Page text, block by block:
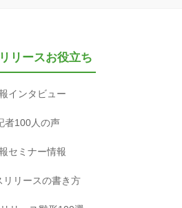
リースお役立ち
インタビュー
者100人の声
セミナー情報
リリースの書き方